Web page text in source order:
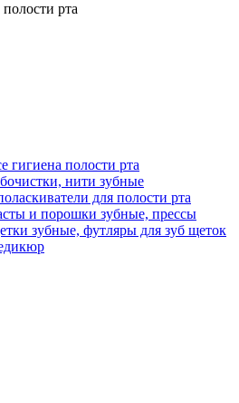
рта
гигиена полости рта
нити зубные
для полости рта
и порошки зубные, прессы
зубные, футляры для зуб щеток